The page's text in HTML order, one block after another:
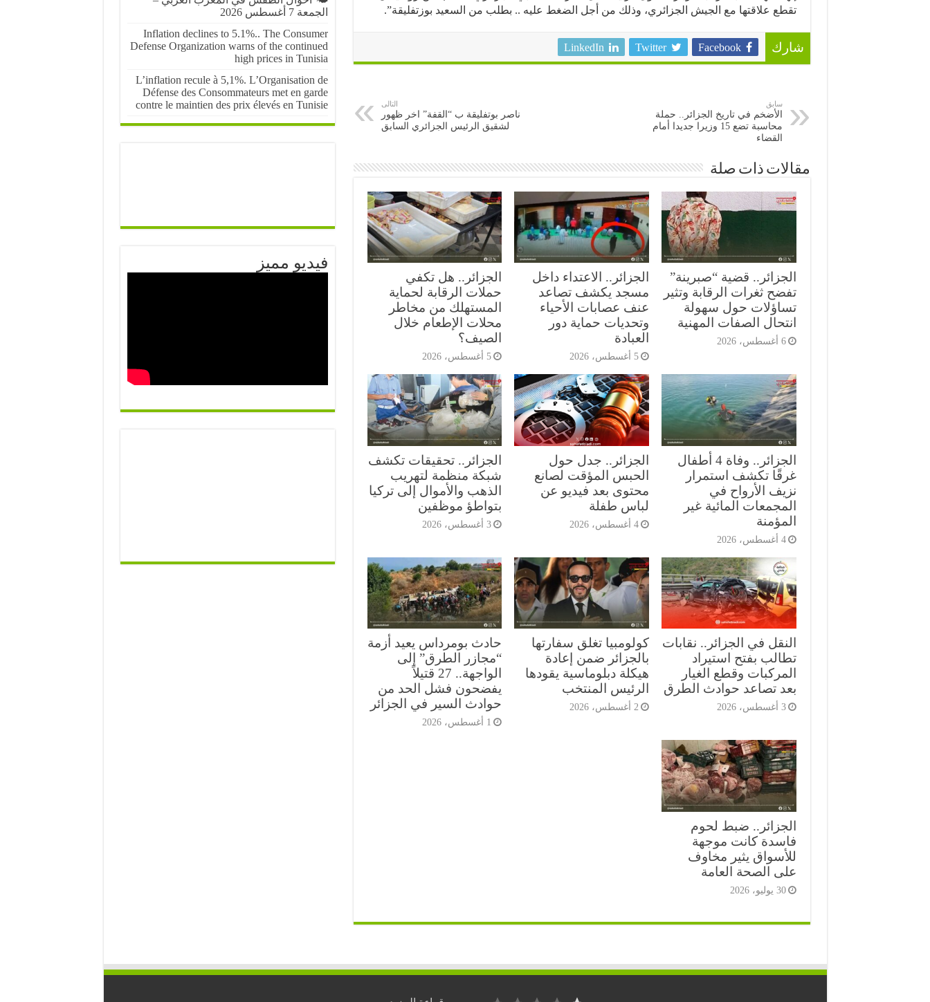
تقطع علاقتها مع الجيش الجزائري، وذلك من أجل الضغط عليه .. بطلب من السعيد بوزتفليقة”.
شارك Facebook
Twitter
LinkedIn
سابق
الأضخم في تاريخ الجزائر.. حملة
محاسبة تضع 15 وزيرا جديدا أمام
القضاء
التالى
ناصر بوتفليقة ب “القفة” اخر ظهور
لشقيق الرئيس الجزائري السابق
مقالات ذات صلة
الجزائر.. قضية “صبرينة”
تفضح ثغرات الرقابة وتثير
تساؤلات حول سهولة
انتحال الصفات المهنية
6 أغسطس، 2026
الجزائر.. الاعتداء داخل
مسجد يكشف تصاعد
عنف عصابات الأحياء
وتحديات حماية دور
العبادة
5 أغسطس، 2026
الجزائر.. هل تكفي
حملات الرقابة لحماية
المستهلك من مخاطر
محلات الإطعام خلال
الصيف؟
5 أغسطس، 2026
الجزائر.. وفاة 4 أطفال
غرقًا تكشف استمرار
نزيف الأرواح في
المجمعات المائية غير
المؤمنة
4 أغسطس، 2026
الجزائر.. جدل حول
الحبس المؤقت لصانع
محتوى بعد فيديو عن
لباس طفلة
4 أغسطس، 2026
الجزائر.. تحقيقات تكشف
شبكة منظمة لتهريب
الذهب والأموال إلى تركيا
بتواطؤ موظفين
3 أغسطس، 2026
النقل في الجزائر.. نقابات
تطالب بفتح استيراد
المركبات وقطع الغيار
بعد تصاعد حوادث الطرق
3 أغسطس، 2026
كولومبيا تغلق سفارتها
بالجزائر ضمن إعادة
هيكلة دبلوماسية يقودها
الرئيس المنتخب
2 أغسطس، 2026
حادث بومرداس يعيد أزمة
“مجازر الطرق” إلى
الواجهة.. 27 قتيلاً
يفضحون فشل الحد من
حوادث السير في الجزائر
1 أغسطس، 2026
الجزائر.. ضبط لحوم
فاسدة كانت موجهة
للأسواق يثير مخاوف
على الصحة العامة
30 يوليو، 2026
الجمعة 7 أغسطس 2026
Inflation declines to 5.1%.. The Consumer
Defense Organization warns of the continued
high prices in Tunisia
L’inflation recule à 5,1%. L’Organisation de
Défense des Consommateurs met en garde
contre le maintien des prix élevés en Tunisie
فيديو مميز